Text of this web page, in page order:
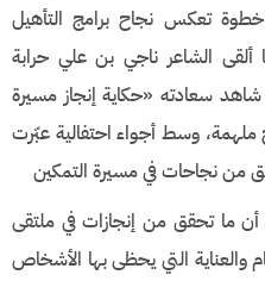
خطوة تعكس نجاح برامج التأهيل
ألقى الشاعر ناجي بن علي حرابة
سعادته «حكاية إنجاز مسيرة
وسط أجواء احتفالية عبّرت
من نجاحات في مسيرة التمكين
ما تحقق من إنجازات في ملتقى
والعناية التي يحظى بها الأشخاص